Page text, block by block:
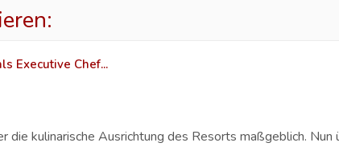
Executive Chef...
kulinarische Ausrichtung des Resorts maßgeblich.